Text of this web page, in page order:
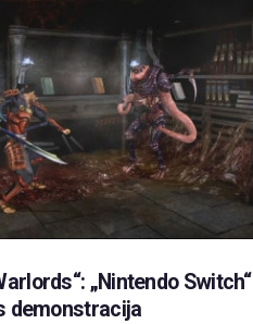
„Nintendo Switch“
demonstracija